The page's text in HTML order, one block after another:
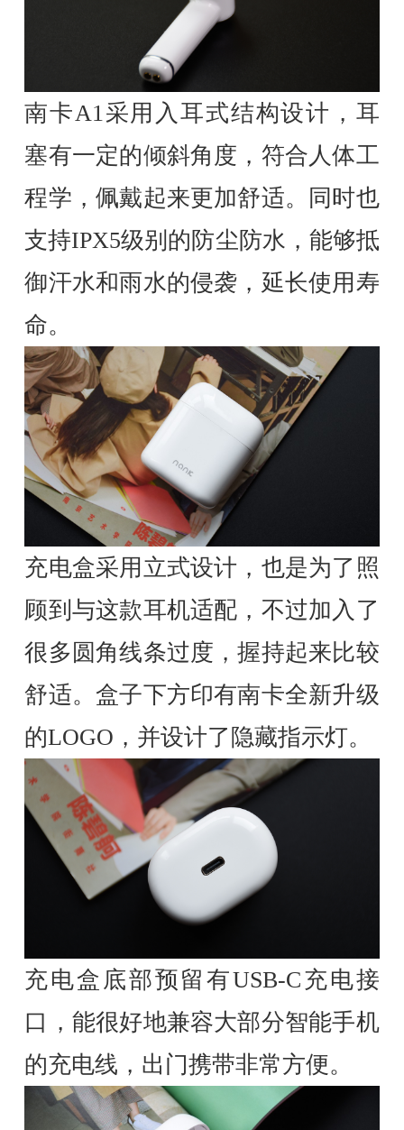
南卡A1采用入耳式结构设计，耳
塞有一定的倾斜角度，符合人体工
程学，佩戴起来更加舒适。同时也
支持IPX5级别的防尘防水，能够抵
御汗水和雨水的侵袭，延长使用寿
命。
充电盒采用立式设计，也是为了照
顾到与这款耳机适配，不过加入了
很多圆角线条过度，握持起来比较
舒适。盒子下方印有南卡全新升级
的LOGO，并设计了隐藏指示灯。
充电盒底部预留有USB-C充电接
口，能很好地兼容大部分智能手机
的充电线，出门携带非常方便。